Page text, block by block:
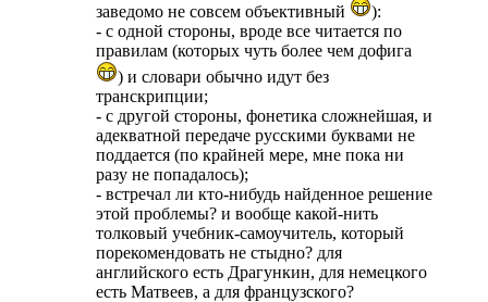
заведомо не совсем объективный
):
- с одной стороны, вроде все читается по
правилам (которых чуть более чем дофига
) и словари обычно идут без
транскрипции;
- с другой стороны, фонетика сложнейшая, и
адекватной передаче русскими буквами не
поддается (по крайней мере, мне пока ни
разу не попадалось);
- встречал ли кто-нибудь найденное решение
этой проблемы? и вообще какой-нить
толковый учебник-самоучитель, который
порекомендовать не стыдно? для
английского есть Драгункин, для немецкого
есть Матвеев, а для французского?